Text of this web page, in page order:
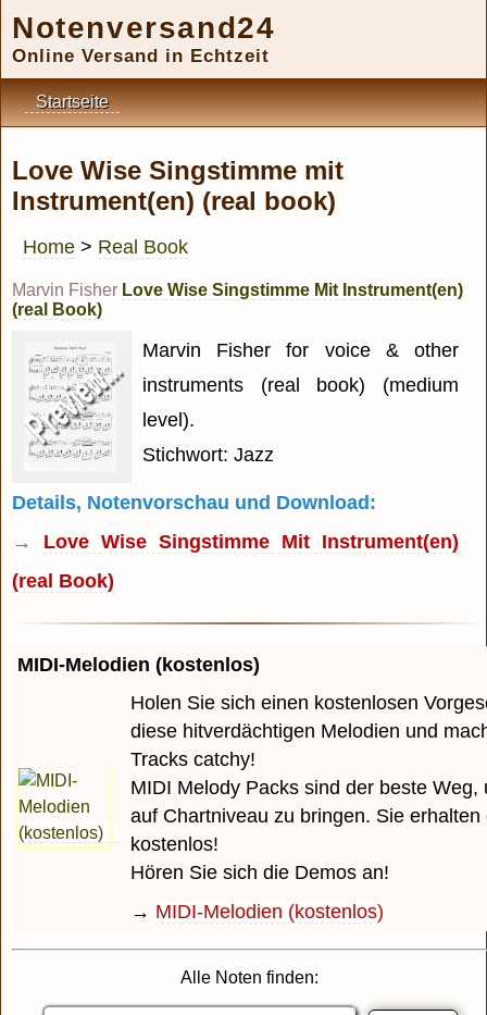
Notenversand24
Online Versand in Echtzeit
Startseite
Love Wise Singstimme mit
Instrument(en) (real book)
Home > Real Book
Marvin Fisher Love Wise Singstimme Mit Instrument(en)
(real Book)
Marvin Fisher for voice & other
instruments (real book) (medium
level).
Stichwort: Jazz
Details, Notenvorschau und Download:
→ Love Wise Singstimme Mit Instrument(en)
(real Book)
MIDI-Melodien (kostenlos)
Holen Sie sich einen kostenlosen
diese hitverdächtigen Melodien und
Tracks catchy!
MIDI Melody Packs sind der beste Weg,
auf Chartniveau zu bringen. Sie erhalten
kostenlos!
Hören Sie sich die Demos an!
→ MIDI-Melodien (kostenlos)
Alle Noten finden: